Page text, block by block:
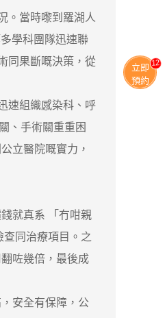
。當時嚟到羅湖人
學科團隊迅速聯
同果斷嘅決策，從
速組織感染科、呼
、手術關重重困
立醫院嘅實力，
就真系 「冇咁親
同治療項目。之
咗幾倍，最後成
安全有保障，公
立即
預約
13